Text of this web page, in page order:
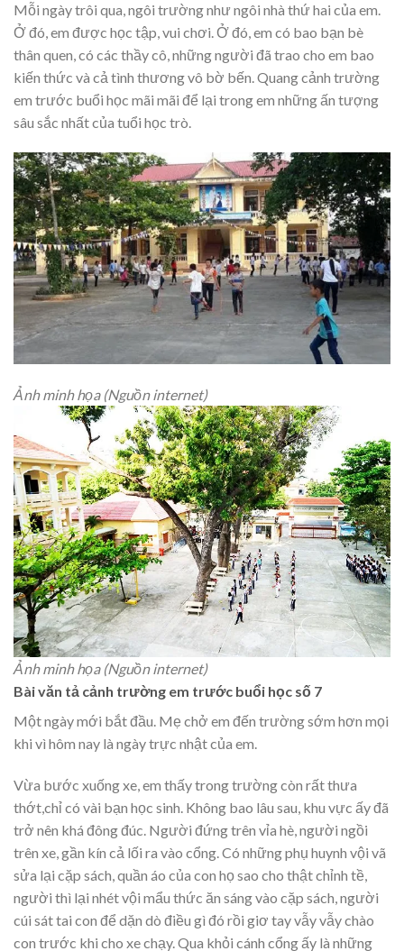
Mỗi ngày trôi qua, ngôi trường như ngôi nhà thứ hai của em.
Ở đó, em được học tập, vui chơi. Ở đó, em có bao bạn bè
thân quen, có các thầy cô, những người đã trao cho em bao
kiến thức và cả tình thương vô bờ bến. Quang cảnh trường
em trước buổi học mãi mãi để lại trong em những ấn tượng
sâu sắc nhất của tuổi học trò.
Ảnh minh họa (Nguồn internet)
Ảnh minh họa (Nguồn internet)
Bài văn tả cảnh trường em trước buổi học số 7
Một ngày mới bắt đầu. Mẹ chở em đến trường sớm hơn mọi
khi vì hôm nay là ngày trực nhật của em.
Vừa bước xuống xe, em thấy trong trường còn rất thưa
thớt,chỉ có vài bạn học sinh. Không bao lâu sau, khu vực ấy đã
trở nên khá đông đúc. Người đứng trên vỉa hè, người ngồi
trên xe, gần kín cả lối ra vào cổng. Có những phụ huynh vội vã
sửa lại cặp sách, quần áo của con họ sao cho thật chỉnh tề,
người thì lại nhét vội mẩu thức ăn sáng vào cặp sách, người
cúi sát tai con để dặn dò điều gì đó rồi giơ tay vẫy vẫy chào
con trước khi cho xe chạy. Qua khỏi cánh cổng ấy là những